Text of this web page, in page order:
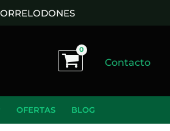
Contacto
OFERTAS BLOG